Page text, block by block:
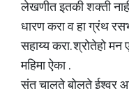
लेखणीत इतकी शक्ती
धारण करा व हा ग्रंथ
सहाय्य करा. श्रोतेहो
महिमा ऐका .